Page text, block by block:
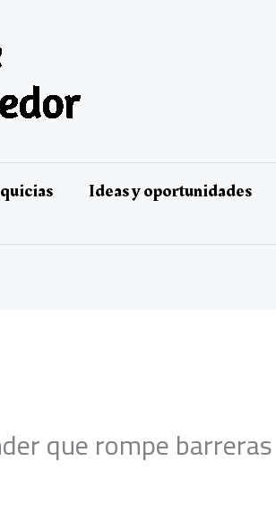
Ideas y oportunidades
que rompe barreras